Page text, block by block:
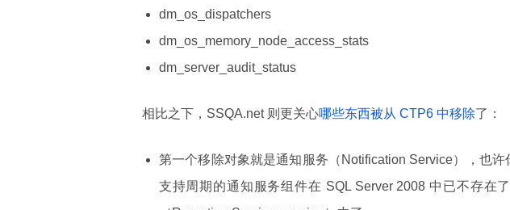
dm_os_dispatchers
dm_os_memory_node_access_stats
dm_server_audit_status
相比之下，SSQA.net 则更关心哪些东西被从 CTP6 中移除了：
第一个移除对象就是通知服务（Notification Service），也
支持周期的通知服务组件在 SQL Server 2008 中已不存在